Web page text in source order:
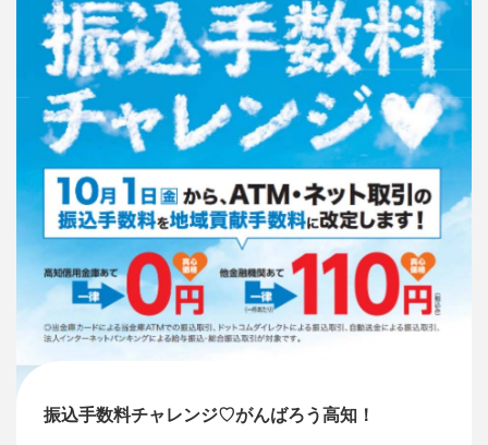
振込手数料チャレンジ♡がんばろう高知！